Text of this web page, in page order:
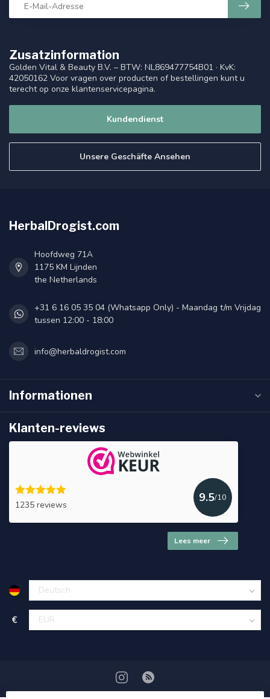
Zusatzinformation
Golden Vital & Beauty B.V. – BTW: NL869477754B01 · KvK:
42050162 Voor vragen over producten of bestellingen kunt u
terecht op onze klantenservicepagina.
Kundendienst
Unsere Geschäfte Ansehen
HerbalDrogist.com
Hoofdweg 71A
1175 KM Lijnden
the Netherlands
+31 6 16 05 35 04 (Whatsapp Only) - Maandag t/m Vrijdag
tussen 12:00 - 18:00
info@herbaldrogist.com
Informationen
Klanten-reviews
1235 reviews
9.5/10
Lees meer
€